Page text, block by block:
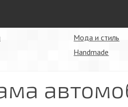
Мода и стиль
Handmade